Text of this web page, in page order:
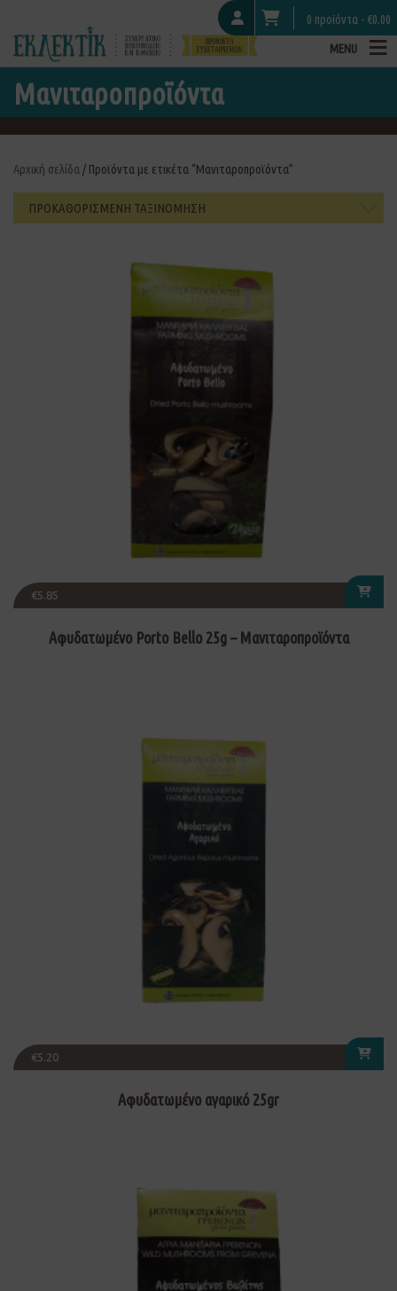
0 προϊόντα - €0.00
MENU
Μανιταροπροϊόντα
Αρχική σελίδα / Προϊόντα με ετικέτα “Μανιταροπροϊόντα”
€5.85
Αφυδατωμένο Porto Bello 25g – Μανιταροπροϊόντα
€5.20
Αφυδατωμένο αγαρικό 25gr